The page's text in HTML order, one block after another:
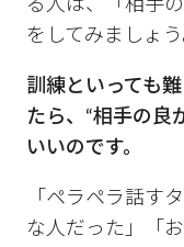
る人は、「相手
をしてみましょう
訓練といっても
たら、“相手の良
いいのです。
「ペラペラ話す
な人だった」「